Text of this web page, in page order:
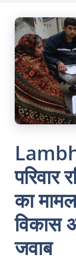
content
परिवार
का
विकास
जवाब